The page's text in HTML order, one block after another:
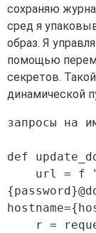
сохраняю
сред я
образ. Я
помощью
секретов.
динамической
запросы на
def